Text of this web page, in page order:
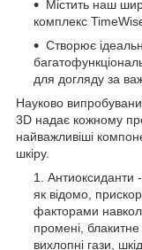
Містить наш
комплекс
Створює
для догляду за
Науково
3D надає кожному
найважливіші
шкіру.
Антиоксиданти
як відомо,
факторами
промені, блакитне
вихлопні гази,